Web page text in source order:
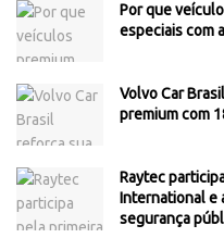
Por que
especiais com
Volvo Car
premium com
Raytec
International e
segurança